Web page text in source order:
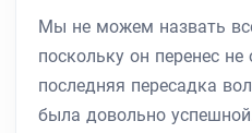
Мы не можем назвать
поскольку он перенес
последняя пересадка
была довольно